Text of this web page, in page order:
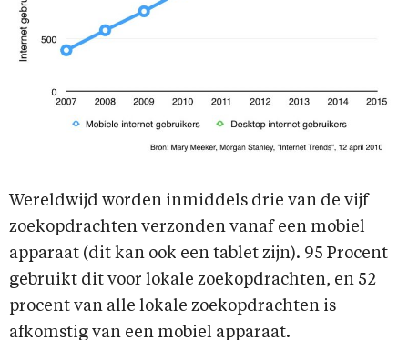
Wereldwijd worden inmiddels drie van de vijf
zoekopdrachten verzonden vanaf een mobiel
apparaat (dit kan ook een tablet zijn). 95 Procent
gebruikt dit voor lokale zoekopdrachten, en 52
procent van alle lokale zoekopdrachten is
afkomstig van een mobiel apparaat.